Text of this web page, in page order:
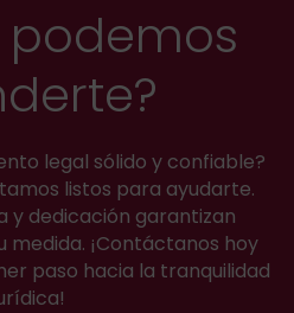
podemos
legal sólido y confiable?
listos para ayudarte.
y dedicación garantizan
medida. ¡Contáctanos hoy
paso hacia la tranquilidad